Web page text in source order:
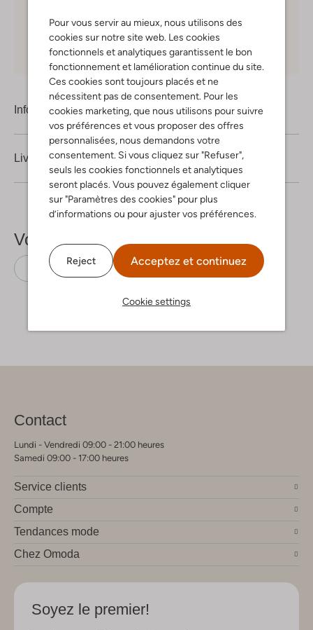
Pour vous servir au mieux, nous utilisons des
cookies sur notre site web. Les cookies
fonctionnels et analytiques garantissent le bon
fonctionnement et lamélioration continue du site.
Ces cookies sont toujours placés et ne
nécessitent pas de consentement. Pour les
cookies marketing, que nous utilisons pour suivre
vos préférences et vous proposer des offres
personnalisées, nous demandons votre
consentement. Si vous cliquez sur "Refuser",
seuls les cookies fonctionnels et analytiques
seront placés. Vous pouvez également cliquer
sur "Paramètres des cookies" pour plus
d’informations ou pour ajuster vos préférences.
Reject Acceptez et continuez
Cookie settings
30 joursde retours
Shopping en ligne en toute sécurité
Information produit
Livraison & retours
Voir plus
Sac bandoulière Gianni Chiarini Cuir
Contact
Lundi - Vendredi 09:00 - 21:00 heures
Samedi 09:00 - 17:00 heures
Service clients
Compte
Tendances mode
Chez Omoda
Soyez le premier!